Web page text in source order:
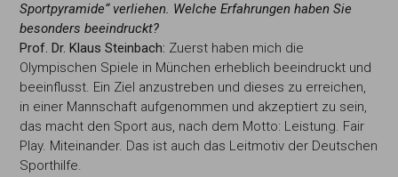
Sportpyramide“ verliehen. Welche Erfahrungen haben Sie
besonders beeindruckt?
Prof. Dr. Klaus Steinbach: Zuerst haben mich die
Olympischen Spiele in München erheblich beeindruckt und
beeinflusst. Ein Ziel anzustreben und dieses zu erreichen,
in einer Mannschaft aufgenommen und akzeptiert zu sein,
das macht den Sport aus, nach dem Motto: Leistung. Fair
Play. Miteinander. Das ist auch das Leitmotiv der Deutschen
Sporthilfe.